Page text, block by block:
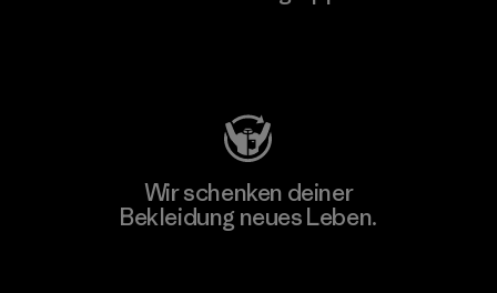
Wir schenken deiner
Bekleidung neues Leben.